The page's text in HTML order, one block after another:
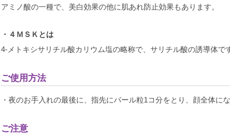
アミノ酸の一種で、美白効果の他に肌あれ防止効果もあります。
・４ＭＳＫとは
4-メトキシサリチル酸カリウム塩の略称で、サリチル酸の誘導体で
ご使用方法
・夜のお手入れの最後に、指先にパール粒1コ分をとり、顔全体に
ご注意